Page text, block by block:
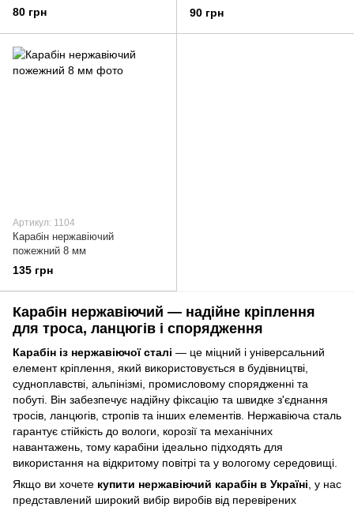
80 грн 90 грн
Артикул: 1104
Карабін нержавіючий
пожежний 8 мм
135 грн
Карабін нержавіючий — надійне кріплення
для троса, ланцюгів і спорядження
Карабін із нержавіючої сталі — це міцний і універсальний
елемент кріплення, який використовується в будівництві,
судноплавстві, альпінізмі, промисловому спорядженні та
побуті. Він забезпечує надійну фіксацію та швидке з'єднання
тросів, ланцюгів, стропів та інших елементів. Нержавіюча сталь
гарантує стійкість до вологи, корозії та механічних
навантажень, тому карабіни ідеально підходять для
використання на відкритому повітрі та у вологому середовищі.
Якщо ви хочете купити нержавіючий карабін в Україні , у нас
представлений широкий вибір виробів від перевірених